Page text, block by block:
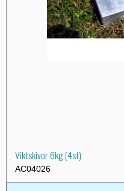
Viktskivor 6kg (4st)
AC04026